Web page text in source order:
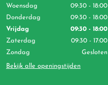
Woensdag
09:30 - 18:00
Donderdag
09:30 - 18:00
Vrijdag
09:30 - 18:00
Zaterdag
09:30 - 17:00
Zondag
Gesloten
Bekijk alle openingstijden